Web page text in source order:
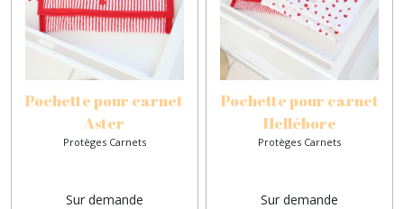
Pochette pour carnet
Aster
Protèges Carnets
Sur demande
Pochette pour carnet
Hellébore
Protèges Carnets
Sur demande